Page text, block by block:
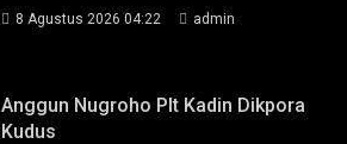
8 Agustus 2026 04:22 admin
Anggun Nugroho Plt Kadin Dikpora
Kudus